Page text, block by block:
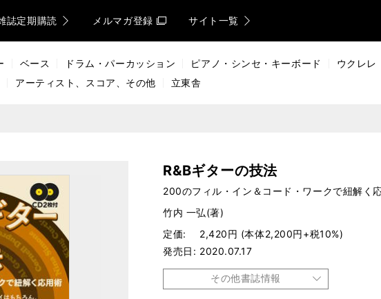
誌定期購読 メルマガ登録 サイト一覧
ベース ドラム・パーカッション ピアノ・シンセ・キーボード ウクレレ
アーティスト、スコア、その他 立東舎
R&Bギターの技法
200のフィル・イン＆コード・ワークで紐解く
竹内 一弘(著)
定価
2,420円 (本体2,200円+税10%)
発売日
2020.07.17
その他書誌情報